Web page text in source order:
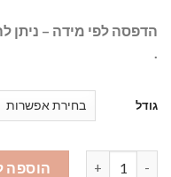
.
גודל
כמות של ליסבון תכלת ואפור -
הוספה